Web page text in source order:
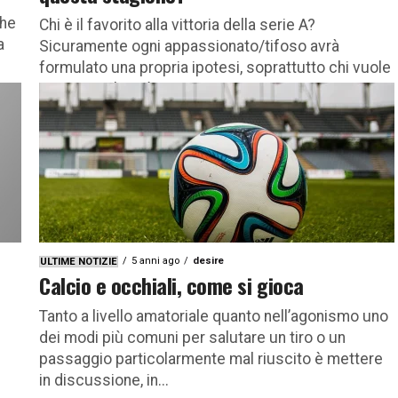
Chi è il favorito alla vittoria della serie A?
Sicuramente ogni appassionato/tifoso avrà
formulato una propria ipotesi, soprattutto chi vuole
piazzare o ha già piazzato una...
ULTIME NOTIZIE 5 anni ago desire
Calcio e occhiali, come si gioca
Tanto a livello amatoriale quanto nell’agonismo uno
dei modi più comuni per salutare un tiro o un
passaggio particolarmente mal riuscito è mettere
in discussione, in...